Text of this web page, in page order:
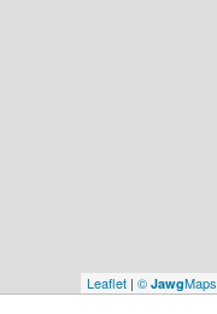
Leaflet | © JawgMaps